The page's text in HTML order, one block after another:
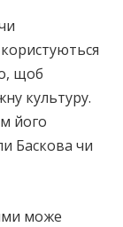
щоб
культуру.
його
Баскова чи
може